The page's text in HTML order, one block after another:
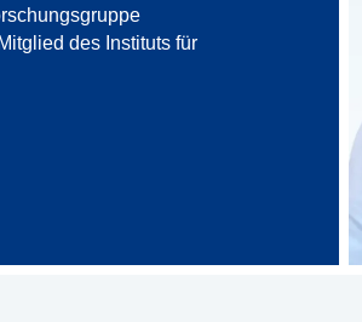
Mitglied des Instituts für